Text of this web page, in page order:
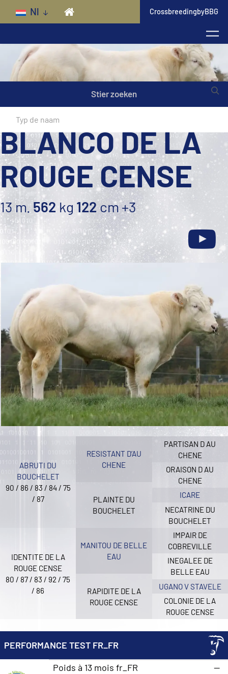
Skip to main content
Nl CrossbreedingbyBBG
Stier zoeken
BLANCO DE LA
ROUGE CENSE
13 m. 562 kg 122cm+3
ABRUTI DU
BOUCHELET
90 / 86 / 83 / 84 / 75
/ 87
RESISTANT D’AU
CHENE
PLAINTE DU
BOUCHELET
PARTISAN D AU
CHENE
ORAISON D AU
CHENE
ICARE
NECATRINE DU
BOUCHELET
IDENTITE DE LA
ROUGE CENSE
80 / 87 / 83 / 92 / 75
/ 86
MANITOU DE BELLE
EAU
RAPIDITE DE LA
ROUGE CENSE
IMPAIR DE
COBREVILLE
INEGALEE DE
BELLE EAU
UGANO V STAVELE
COLONIE DE LA
ROUGE CENSE
PERFORMANCE TEST FR_FR
Poids à 13 mois fr_FR
—